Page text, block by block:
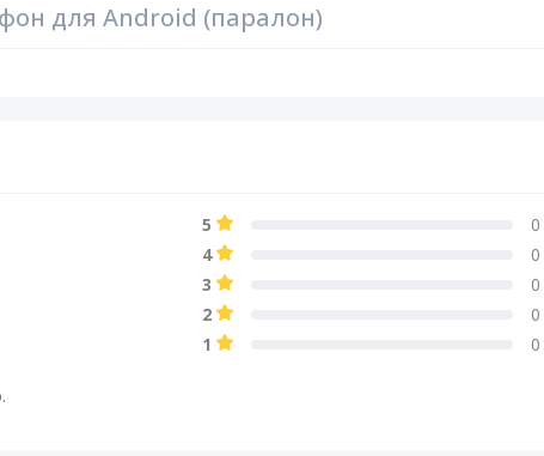
для Android (паралон)
5
0
4
0
3
0
2
0
1
0